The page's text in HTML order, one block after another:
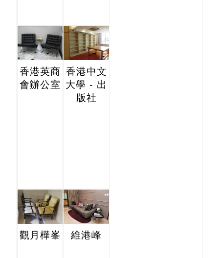
香港英商
會辦公室
香港中文
大學 - 出
版社
觀月樺峯 維港峰